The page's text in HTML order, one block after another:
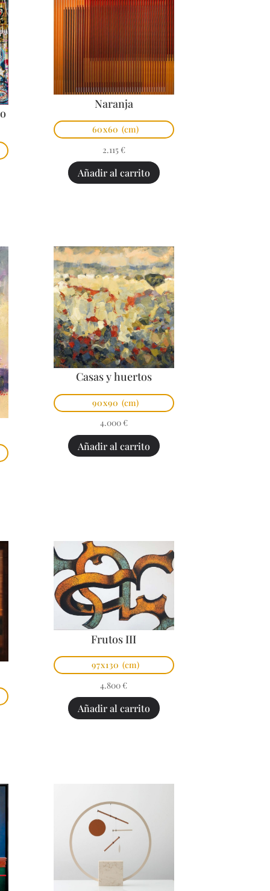
Naranja
60x60 (cm)
2.115 €
Añadir al carrito
Casas y huertos
90x90 (cm)
4.000 €
Añadir al carrito
Frutos III
97x130 (cm)
4.800 €
Añadir al carrito